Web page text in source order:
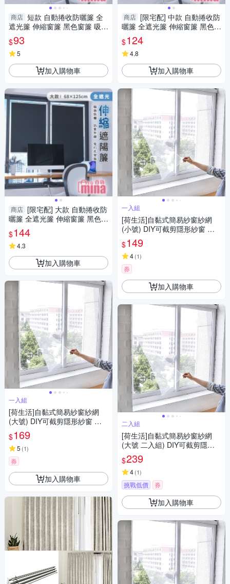
商店 短款 自動捲收防曬簾 全
遮光簾 伸縮窗簾 黑色窗簾 吸盤
固定 防曬簾 西曬【F0767】
$93
5
加入購物車
商店 [限宅配] 大款 自動捲收防
曬簾 全遮光簾 伸縮窗簾 黑色窗
簾 吸盤固定 免釘牆【F0767】
$144
4.3
加入購物車
一入組
[荷生活]自黏式簡易紗窗紗網
(大號) DIY可截剪隱形紗窗 附
魔術貼
$169
5 (1)
券
加入購物車
商店 [限宅配] 中款 自動捲收防
曬簾 全遮光簾 伸縮窗簾 黑色窗
簾 吸盤固定 免釘牆【F0767】
$124
4.8
加入購物車
一入組
[荷生活]自黏式簡易紗窗紗網
(小號) DIY可截剪隱形紗窗 附
魔術貼
$149
4(1)
券
加入購物車
二入組
[荷生活]自黏式簡易紗窗紗網
(大號 二入組) DIY可截剪隱形
紗窗 附魔術貼
$239
4(1)
挑戰低價 券
加入購物車